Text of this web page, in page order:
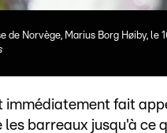
de Norvège, Marius Borg Høiby, le
immédiatement fait
barreaux jusqu'à ce